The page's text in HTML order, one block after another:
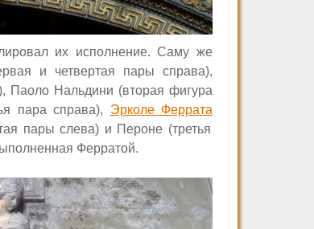
их исполнение. Саму же
и четвертая пары справа),
Паоло Нальдини (вторая фигура
пара справа), Эрколе Феррата
пары слева) и Пероне (третья
Ферратой.